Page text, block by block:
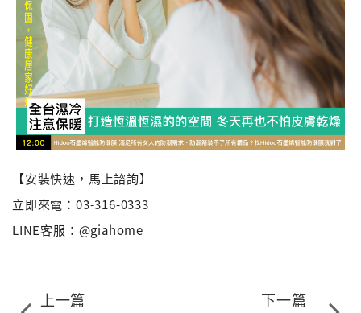
【安裝快速，馬上諮詢】
立即來電：03-316-0333
LINE客服：@giahome
上一篇 下一篇